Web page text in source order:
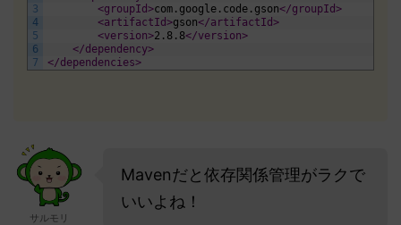
3
4
5
6
7
<groupId>com.google.code.gson</groupId>
<artifactId>gson</artifactId>
<version>2.8.8</version>
</dependency>
</dependencies>
サルモリ
Mavenだと依存関係管理がラクで
いいよね！